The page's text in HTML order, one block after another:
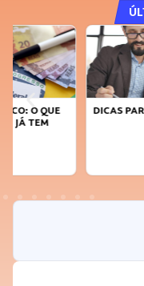
DICAS PARA OBTER